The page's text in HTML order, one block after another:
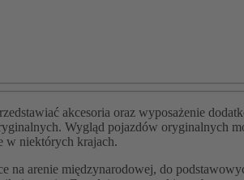
akcesoria oraz wyposażenie
Wygląd pojazdów oryginalnych
w niektórych krajach.
na arenie międzynarodowej, do